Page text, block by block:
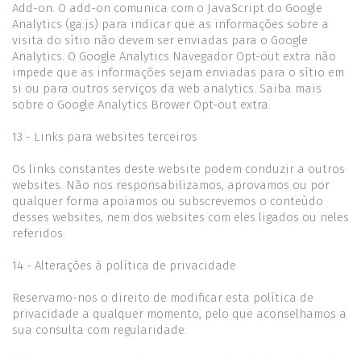
Add-on. O add-on comunica com o JavaScript do Google
Analytics (ga.js) para indicar que as informações sobre a
visita do sítio não devem ser enviadas para o Google
Analytics. O Google Analytics Navegador Opt-out extra não
impede que as informações sejam enviadas para o sítio em
si ou para outros serviços da web analytics. Saiba mais
sobre o Google Analytics Brower Opt-out extra.
13 - Links para websites terceiros
Os links constantes deste website podem conduzir a outros
websites. Não nos responsabilizamos, aprovamos ou por
qualquer forma apoiamos ou subscrevemos o conteúdo
desses websites, nem dos websites com eles ligados ou neles
referidos.
14 - Alterações à política de privacidade
Reservamo-nos o direito de modificar esta política de
privacidade a qualquer momento, pelo que aconselhamos a
sua consulta com regularidade.